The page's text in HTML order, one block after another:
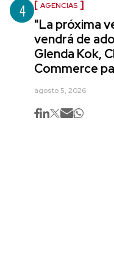
4 AGENCIAS
"La próxima
vendrá de
Glenda Kok,
Commerce
agosto 5, 2026